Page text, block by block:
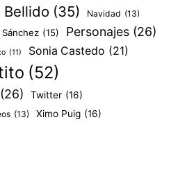
Bellido (35) Navidad (13)
(15) Personajes (26)
(11) Sonia Castedo (21)
(52)
(26) Twitter (16)
(13) Ximo Puig (16)